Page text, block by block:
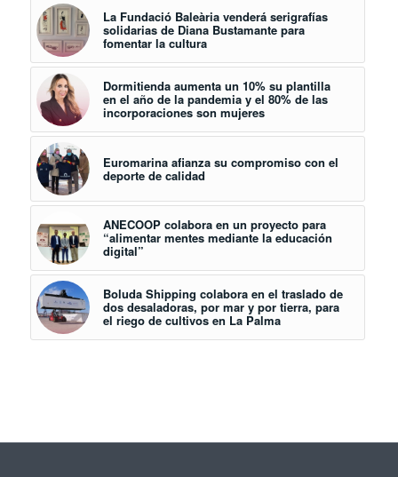
La Fundació Baleària venderá serigrafías
solidarias de Diana Bustamante para
fomentar la cultura
Dormitienda aumenta un 10% su plantilla
en el año de la pandemia y el 80% de las
incorporaciones son mujeres
Euromarina afianza su compromiso con el
deporte de calidad
ANECOOP colabora en un proyecto para
“alimentar mentes mediante la educación
digital”
Boluda Shipping colabora en el traslado de
dos desaladoras, por mar y por tierra, para
el riego de cultivos en La Palma